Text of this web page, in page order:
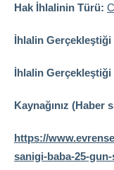
Hak İhlalinin Türü:
İhlalin Gerçekleştiği
İhlalin Gerçekleştiği
Kaynağınız
https://
sanigi-baba-25-